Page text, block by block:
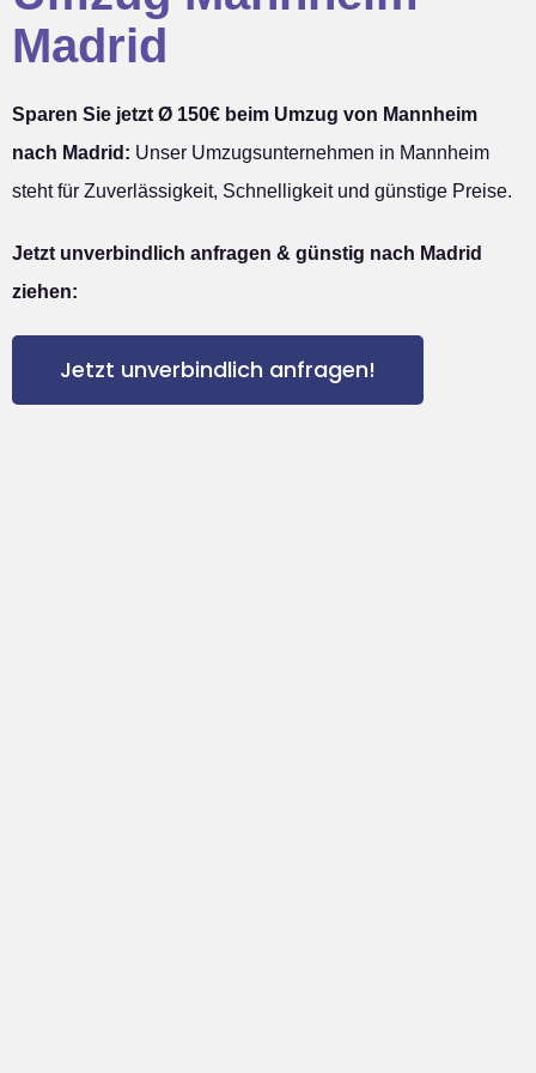
Madrid
Sparen Sie jetzt Ø 150€ beim Umzug von Mannheim
nach Madrid: Unser Umzugsunternehmen in Mannheim
steht für Zuverlässigkeit, Schnelligkeit und günstige Preise.
Jetzt unverbindlich anfragen & günstig nach Madrid
ziehen:
Jetzt unverbindlich anfragen!